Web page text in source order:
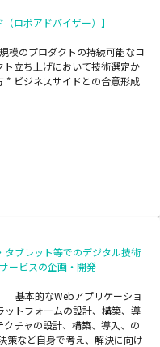
ロボアドバイザー）】
模のプロダクトの持続可能なコ
立ち上げにおいて技術選定か
* ビジネスサイドとの合意形成
タブレット等でのデジタル技術
ービスの企画・開発
基本的なWebアプリケーショ
ットフォームの設計、構築、導
チャの設計、構築、導入、の
策など自身で考え、解決に向け